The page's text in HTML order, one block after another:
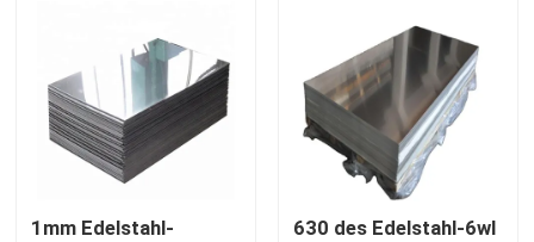
Neuigkeiten
Bitte um ein Angebot
Edelstahl-Platten-Blätter
1mm Edelstahl-
630 des Edelstahl-6wl